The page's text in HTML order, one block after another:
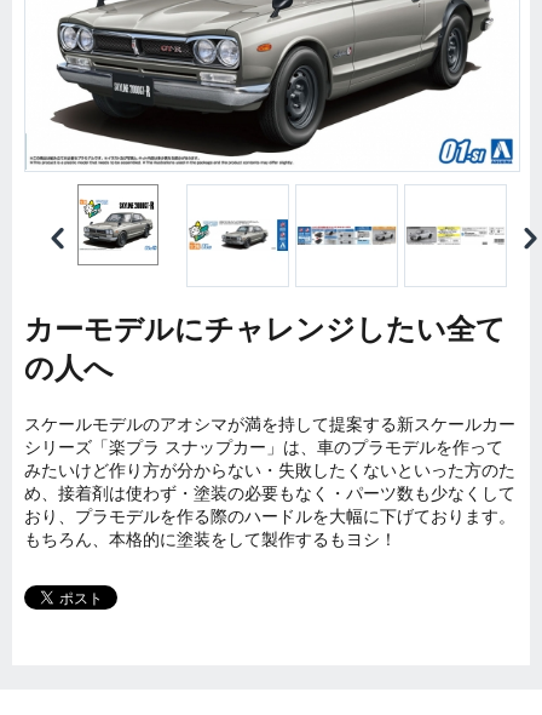
カーモデルにチャレンジしたい全て
の人へ
スケールモデルのアオシマが満を持して提案する新スケールカー
シリーズ「楽プラ スナップカー」は、車のプラモデルを作って
みたいけど作り方が分からない・失敗したくないといった方のた
め、接着剤は使わず・塗装の必要もなく・パーツ数も少なくして
おり、プラモデルを作る際のハードルを大幅に下げております。
もちろん、本格的に塗装をして製作するもヨシ！